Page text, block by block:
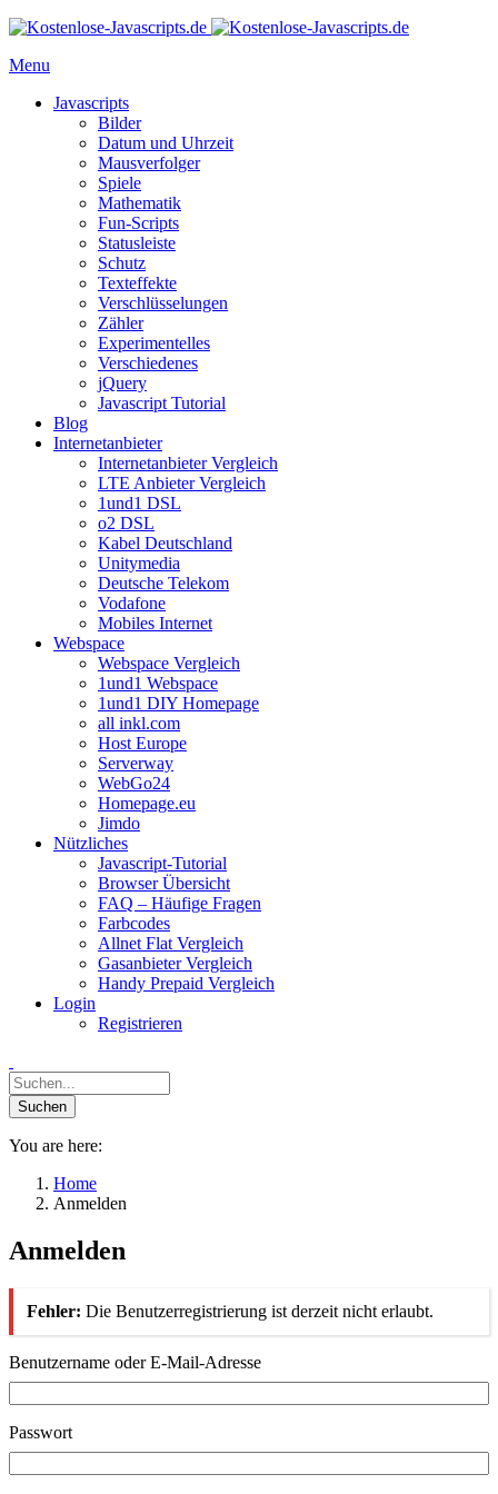
Menu
Javascripts
Bilder
Datum und Uhrzeit
Mausverfolger
Spiele
Mathematik
Fun-Scripts
Statusleiste
Schutz
Texteffekte
Verschlüsselungen
Zähler
Experimentelles
Verschiedenes
jQuery
Javascript Tutorial
Blog
Internetanbieter
Internetanbieter Vergleich
LTE Anbieter Vergleich
1und1 DSL
o2 DSL
Kabel Deutschland
Unitymedia
Deutsche Telekom
Vodafone
Mobiles Internet
Webspace
Webspace Vergleich
1und1 Webspace
1und1 DIY Homepage
all inkl.com
Host Europe
Serverway
WebGo24
Homepage.eu
Jimdo
Nützliches
Javascript-Tutorial
Browser Übersicht
FAQ – Häufige Fragen
Farbcodes
Allnet Flat Vergleich
Gasanbieter Vergleich
Handy Prepaid Vergleich
Login
Registrieren
You are here:
Home
Anmelden
Anmelden
Fehler: Die Benutzerregistrierung ist derzeit nicht erlaubt.
Benutzername oder E-Mail-Adresse
Passwort